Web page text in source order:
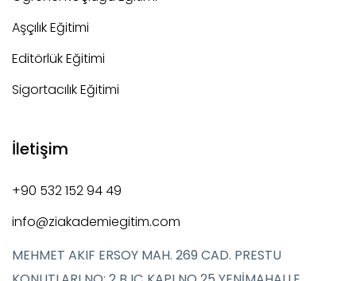
Aşçılık Eğitimi
Editörlük Eğitimi
Sigortacılık Eğitimi
İletişim
+90 532 152 94 49
info@ziakademiegitim.com
MEHMET AKIF ERSOY MAH. 269 CAD. PRESTU